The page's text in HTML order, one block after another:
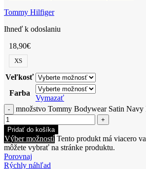
Tommy Hilfiger
Ihneď k odoslaniu
18,90€
XS
Veľkosť
Farba
Vymazať
množstvo Tommy Bodywear Satin Navy
Pridať do košíka
Výber možností Tento produkt má viacero
môžete vybrať na stránke produktu.
Porovnaj
Rýchly náhľad